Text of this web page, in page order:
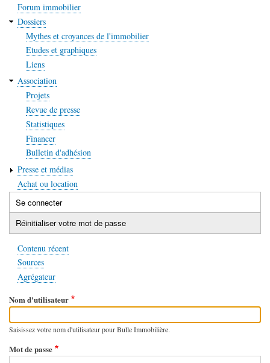
Forum immobilier
Dossiers
Mythes et croyances de l'immobilier
Etudes et graphiques
Liens
Association
Projets
Revue de presse
Statistiques
Financer
Bulletin d'adhésion
Presse et médias
Achat ou location
Onglets
principaux
Se connecter(onglet
actif)
Réinitialiser votre mot de passe
Contenu récent
Sources
Agrégateur
Nom d'utilisateur
Saisissez votre nom d'utilisateur pour Bulle Immobilière.
Mot de passe